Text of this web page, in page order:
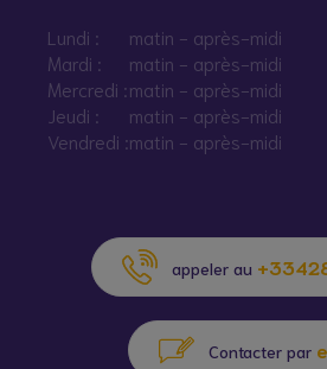
MDM principale Oullins
Information / Orientation
Information / Orientation
MDM principale Saint-
Fons
Lundi :
matin - après-midi
Mardi :
matin - après-midi
Mercredi :matin - après-midi
Jeudi :
matin - après-midi
Vendredi :matin - après-midi
appeler au
Contacter par